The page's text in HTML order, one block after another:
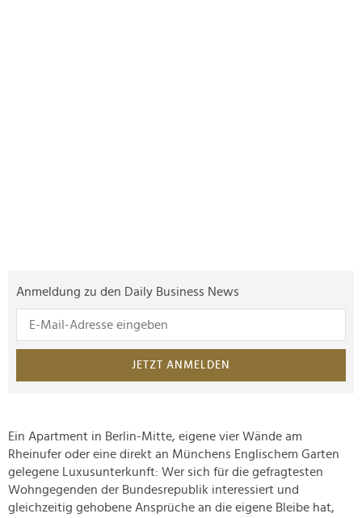
Anmeldung zu den Daily Business News
JETZT ANMELDEN
Ein Apartment in Berlin-Mitte, eigene vier Wände am
Rheinufer oder eine direkt an Münchens Englischem Garten
gelegene Luxusunterkunft: Wer sich für die gefragtesten
Wohngegenden der Bundesrepublik interessiert und
gleichzeitig gehobene Ansprüche an die eigene Bleibe hat,